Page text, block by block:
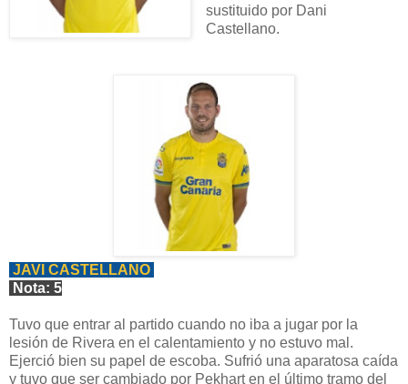
sustituido por Dani
Castellano.
JAVI CASTELLANO
Nota: 5
Tuvo que entrar al partido cuando no iba a jugar por la
lesión de Rivera en el calentamiento y no estuvo mal.
Ejerció bien su papel de escoba. Sufrió una aparatosa caída
y tuvo que ser cambiado por Pekhart en el último tramo del